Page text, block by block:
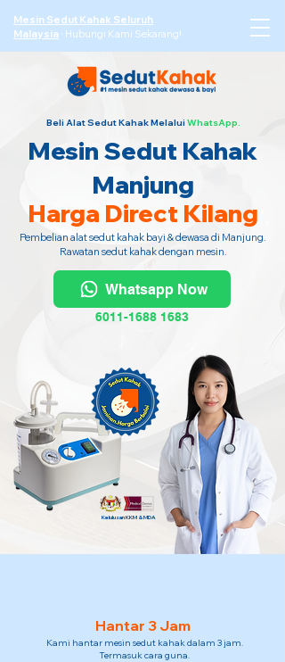
Mesin Sedut Kahak Seluruh
Malaysia · Hubungi Kami Sekarang!
Beli Alat Sedut Kahak Melalui WhatsApp.
Mesin Sedut Kahak
Manjung
Harga Direct Kilang
Pembelian alat sedut kahak bayi & dewasa di Manjung.
Rawatan sedut kahak dengan mesin.
Whatsapp Now
6011-1688 1683
Kelulusan KKM & MDA
Hantar 3 Jam
Kami hantar mesin sedut kahak dalam 3 jam.
Termasuk cara guna.